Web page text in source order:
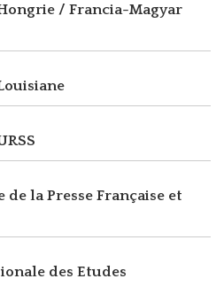
/ Francia-Magyar
la Presse Française et
des Etudes